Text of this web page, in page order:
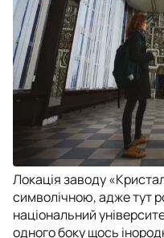
Локація заводу
символічною, адже тут
національний
одного боку щось